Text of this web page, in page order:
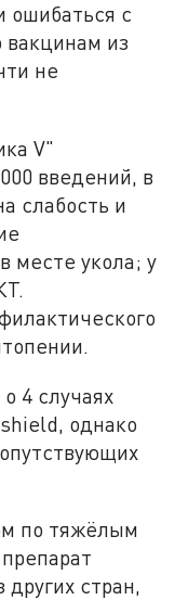
ошибаться с
из
не
V"
введений, в
слабость и
месте укола; у
4 случаях
однако
по тяжёлым
стран,